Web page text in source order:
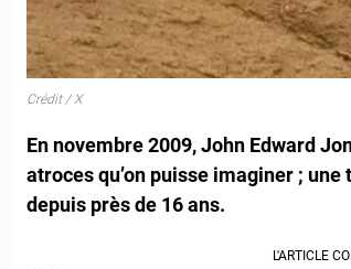
Crédit / X
En novembre 2009, John Edward
atroces qu’on puisse imaginer ;
depuis près de 16 ans.